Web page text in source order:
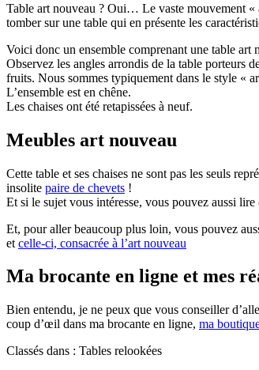
Table art nouveau ? Oui… Le vaste mouvement «
tomber sur une table qui en présente les
Voici donc un ensemble comprenant une table art
Observez les angles arrondis de la table porteurs
fruits. Nous sommes typiquement dans le style «
L’ensemble est en chêne.
Les chaises ont été retapissées à neuf.
Meubles art nouveau
Cette table et ses chaises ne sont pas les seuls
insolite paire de chevets !
Et si le sujet vous intéresse, vous pouvez aussi
Et, pour aller beaucoup plus loin, vous pouvez
et celle-ci, consacrée à l’art nouveau
Ma brocante en ligne et mes
Bien entendu, je ne peux que vous conseiller
coup d’œil dans ma brocante en ligne, ma
Classés dans : Tables relookées